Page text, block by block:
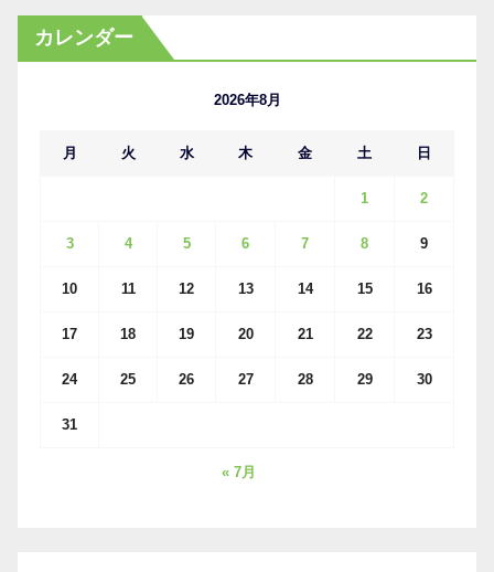
カ
イ
カレンダー
2026年8月
月 火 水 木 金 土 日
1 2
3 4 5 6 7 8 9
10 11 12 13 14 15 16
17 18 19 20 21 22 23
24 25 26 27 28 29 30
31
« 7月